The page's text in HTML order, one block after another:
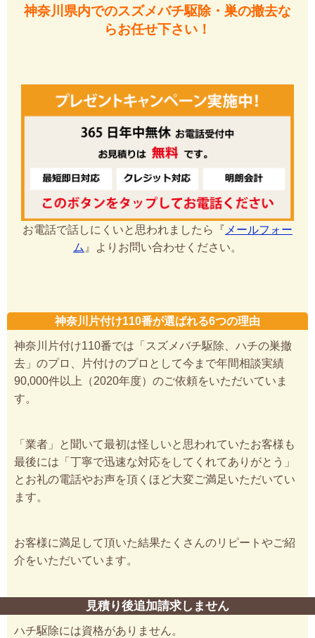
神奈川県内でのスズメバチ駆除・巣の撤去な
らお任せ下さい！
お電話で話しにくいと思われましたら『 メールフォー
ム 』よりお問い合わせください。
神奈川片付け110番が選ばれる6つの理由
神奈川片付け110番では「スズメバチ駆除、ハチの巣撤
去」のプロ、片付けのプロとして今まで年間相談実績
90,000件以上（2020年度）のご依頼をいただいていま
す。
「業者」と聞いて最初は怪しいと思われていたお客様も
最後には「丁寧で迅速な対応をしてくれてありがとう」
とお礼の電話やお声を頂くほど大変ご満足いただいてい
ます。
お客様に満足して頂いた結果たくさんのリピートやご紹
介をいただいています。
見積り後追加請求しません
ハチ駆除には資格がありません。